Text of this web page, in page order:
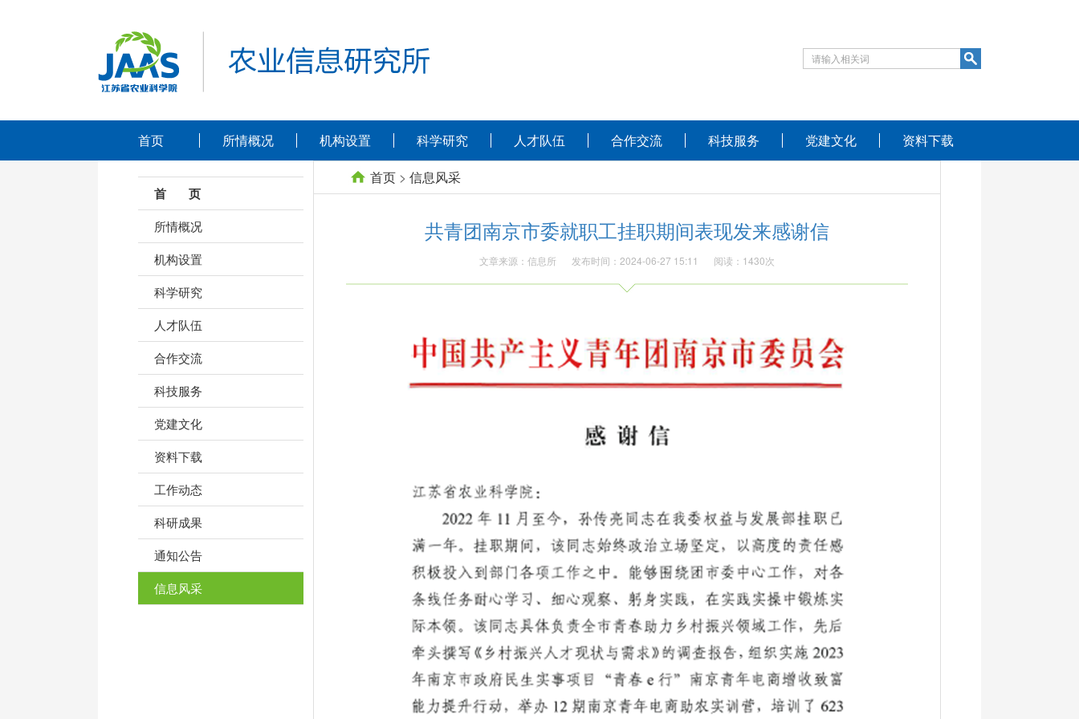
首页 所情概况 机构设置 科学研究 人才队伍 合作交流 科技服务 党建文化 资料下载
首 页
所情概况
机构设置
科学研究
人才队伍
合作交流
科技服务
党建文化
资料下载
工作动态
科研成果
通知公告
信息风采
首页 > 信息风采
共青团南京市委就职工挂职期间表现发来感谢信
文章来源：信息所 发布时间：2024-06-27 15:11 阅读： 1430次